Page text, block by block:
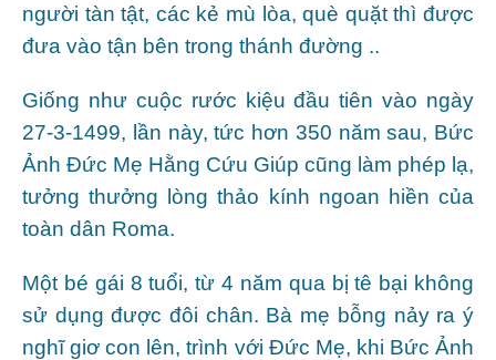
người tàn tật, các kẻ mù lòa, què quặt thì được
đưa vào tận bên trong thánh đường ..
Giống như cuộc rước kiệu đầu tiên vào ngày
27-3-1499, lần này, tức hơn 350 năm sau, Bức
Ảnh Đức Mẹ Hằng Cứu Giúp cũng làm phép lạ,
tưởng thưởng lòng thảo kính ngoan hiền của
toàn dân Roma.
Một bé gái 8 tuổi, từ 4 năm qua bị tê bại không
sử dụng được đôi chân. Bà mẹ bỗng nảy ra ý
nghĩ giơ con lên, trình với Đức Mẹ, khi Bức Ảnh